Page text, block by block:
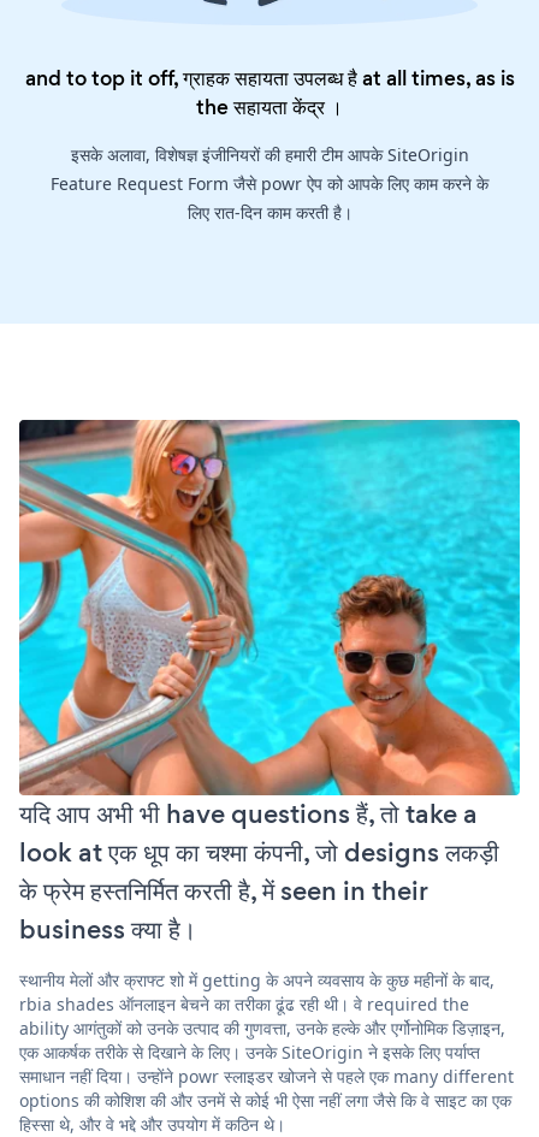
and to top it off, ग्राहक सहायता उपलब्ध है at all times, as is
theसहायता केंद्र।
इसके अलावा, विशेषज्ञ इंजीनियरों की हमारी टीम आपके SiteOrigin
Feature Request Form जैसे powr ऐप को आपके लिए काम करने के
लिए रात-दिन काम करती है।
यदि आप अभी भी have questions हैं, तो take a
look at एक धूप का चश्मा कंपनी, जो designs लकड़ी
के फ्रेम हस्तनिर्मित करती है, में seen in their
business क्या है।
स्थानीय मेलों और क्राफ्ट शो में getting के अपने व्यवसाय के कुछ महीनों के बाद,
rbia shades ऑनलाइन बेचने का तरीका ढूंढ रही थी। वे required the
ability आगंतुकों को उनके उत्पाद की गुणवत्ता, उनके हल्के और एर्गोनोमिक डिज़ाइन,
एक आकर्षक तरीके से दिखाने के लिए। उनके SiteOrigin ने इसके लिए पर्याप्त
समाधान नहीं दिया। उन्होंने powr स्लाइडर खोजने से पहले एक many different
options की कोशिश की और उनमें से कोई भी ऐसा नहीं लगा जैसे कि वे साइट का एक
हिस्सा थे, और वे भद्दे और उपयोग में कठिन थे।